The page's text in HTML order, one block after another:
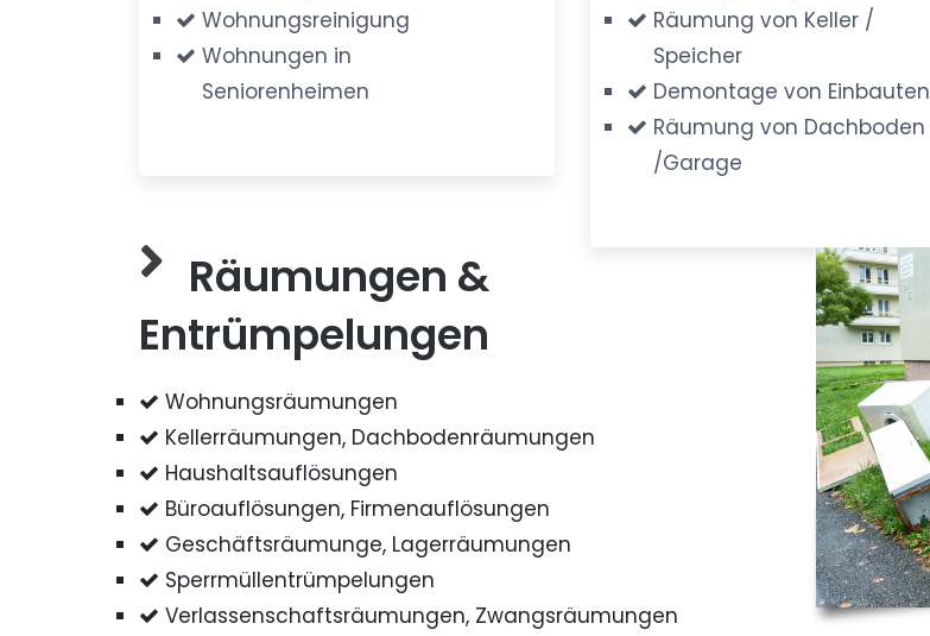
Wohnungsreinigung
Wohnungen in
Seniorenheimen
Räumung von Keller /
Speicher
Demontage von Einbauten
Räumung von Dachboden
/Garage
Räumungen &
Entrümpelungen
Wohnungsräumungen
Kellerräumungen, Dachbodenräumungen
Haushaltsauflösungen
Büroauflösungen, Firmenauflösungen
Geschäftsräumunge, Lagerräumungen
Sperrmüllentrümpelungen
Verlassenschaftsräumungen, Zwangsräumungen